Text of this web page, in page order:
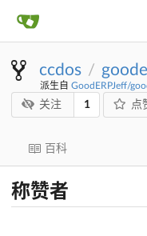
ccdos /
派生自 GoodERPJeff/
关注 1 点
百科
称赞者